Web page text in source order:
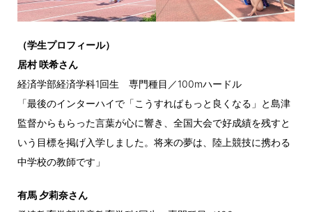
（学生プロフィール）
居村 咲希さん
経済学部経済学科1回生 専門種目／100mハードル
「最後のインターハイで「こうすればもっと良くなる」と島津
監督からもらった言葉が心に響き、全国大会で好成績を残すと
いう目標を掲げ入学しました。将来の夢は、陸上競技に携わる
中学校の教師です」
有馬 夕莉奈さん